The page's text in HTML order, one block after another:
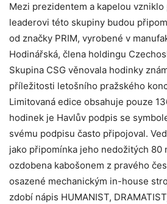
Mezi prezidentem a kapelou
leaderovi této skupiny budou
od značky PRIM, vyrobené v
Hodinářská, člena holdingu
Skupina CSG věnovala hodinky
příležitosti letošního pražského
Limitovaná edice obsahuje pouze
hodinek je Havlův podpis se
svému podpisu často připojoval.
jako připomínka jeho nedožitých 80
ozdobena kabošonem z pravého
osazené mechanickým in-house
zdobí nápis HUMANIST,